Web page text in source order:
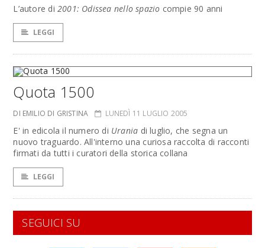
L’autore di 2001: Odissea nello spazio compie 90 anni
LEGGI
Quota 1500
DI EMILIO DI GRISTINA LUNEDÌ 11 LUGLIO 2005
E' in edicola il numero di Urania di luglio, che segna un
nuovo traguardo. All'interno una curiosa raccolta di racconti
firmati da tutti i curatori della storica collana
LEGGI
SEGUICI SU